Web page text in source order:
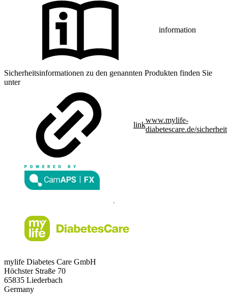
information
Sicherheitsinformationen zu den genannten Produkten finden Sie
unter
link
www.mylife-
diabetescare.de/sicherheit
mylife Diabetes Care GmbH
Höchster Straße 70
65835 Liederbach
Germany